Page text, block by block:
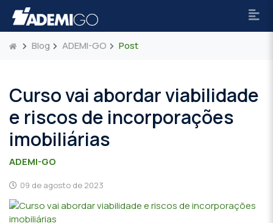
Blog ADEMI-GO Post
Curso vai abordar viabilidade
e riscos de incorporações
imobiliárias
ADEMI-GO
09 de agosto de 2023